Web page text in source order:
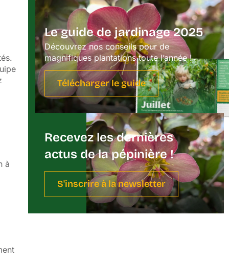
à
Le guide de jardinage 2025
Découvrez nos conseils pour de
magnifiques plantations toute l’année !
Télécharger le guide
Recevez les dernières
actus de la pépinière !
S'inscrire à la newsletter